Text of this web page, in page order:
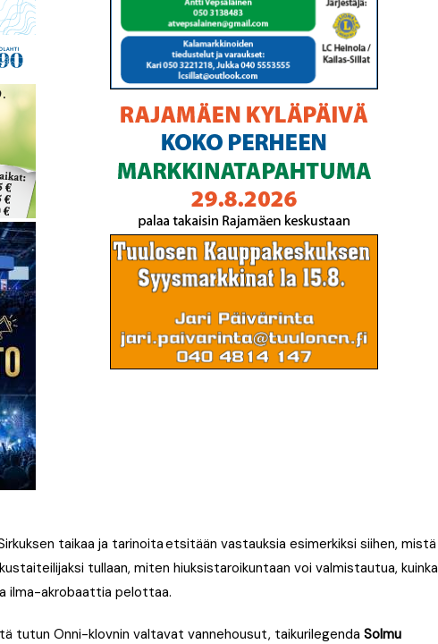
taikaa ja tarinoita etsitään vastauksia esimerkiksi siihen, mistä
tullaan, miten hiuksistaroikuntaan voi valmistautua, kuinka
ilma-akrobaattia pelottaa.
tutun Onni-klovnin valtavat vannehousut, taikurilegenda Solmu